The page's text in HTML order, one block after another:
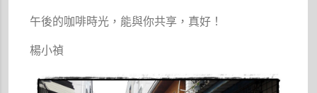
午後的咖啡時光，能與你共享，真好！
楊小禎